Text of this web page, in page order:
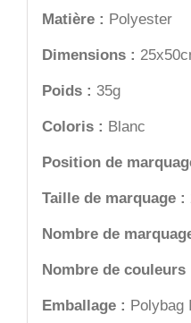
Matière : Polyester
Dimensions :
Poids : 35g
Coloris : Blanc
Position de
Taille de marquage :
Nombre de
Nombre de couleurs
Emballage : Polybag